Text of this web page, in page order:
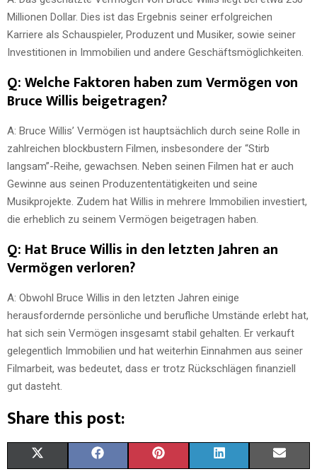
Millionen Dollar. Dies ist das Ergebnis seiner erfolgreichen
Karriere als Schauspieler, Produzent und Musiker, sowie seiner
Investitionen in Immobilien und andere Geschäftsmöglichkeiten.
Q: Welche Faktoren haben zum Vermögen von
Bruce Willis beigetragen?
A: Bruce Willis’ Vermögen ist hauptsächlich durch seine Rolle in
zahlreichen blockbustern Filmen, insbesondere der “Stirb
langsam”-Reihe, gewachsen. Neben seinen Filmen hat er auch
Gewinne aus seinen Produzententätigkeiten und seine
Musikprojekte. Zudem hat Willis in mehrere Immobilien investiert,
die erheblich zu seinem Vermögen beigetragen haben.
Q: Hat Bruce Willis in den letzten Jahren an
Vermögen verloren?
A: Obwohl Bruce Willis in den letzten Jahren einige
herausfordernde persönliche und berufliche Umstände erlebt hat,
hat sich sein Vermögen insgesamt stabil gehalten. Er verkauft
gelegentlich Immobilien und hat weiterhin Einnahmen aus seiner
Filmarbeit, was bedeutet, dass er trotz Rückschlägen finanziell
gut dasteht.
Share this post: